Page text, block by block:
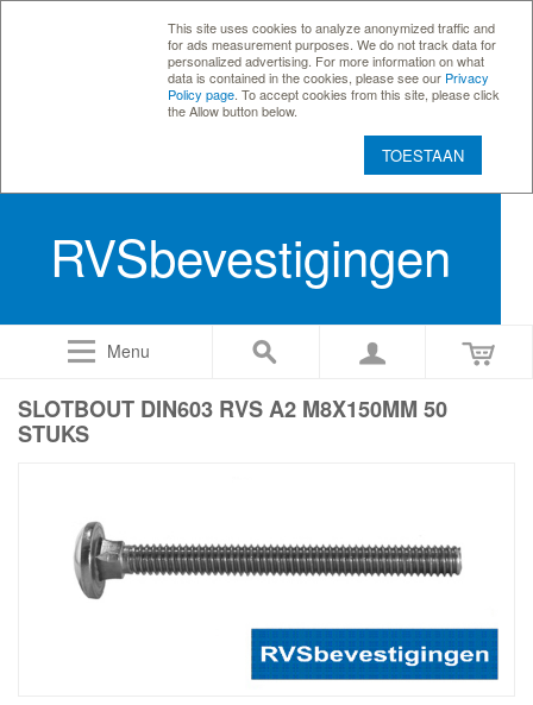
This site uses cookies to analyze anonymized traffic and
for ads measurement purposes. We do not track data for
personalized advertising. For more information on what
data is contained in the cookies, please see our Privacy
Policy page . To accept cookies from this site, please click
the Allow button below.
TOESTAAN
RVSbevestigingen
Menu
SLOTBOUT DIN603 RVS A2 M8X150MM 50
STUKS